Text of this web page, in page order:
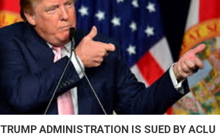
TRUMP ADMINISTRATION IS SUED BY ACLU